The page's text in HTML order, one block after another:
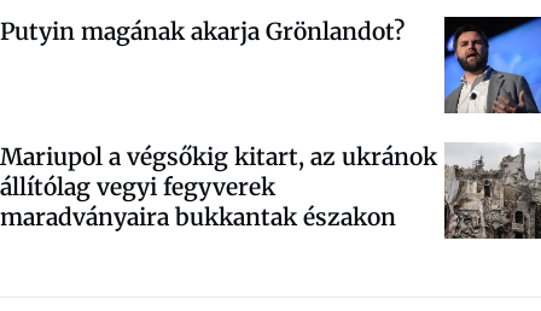
Putyin magának akarja Grönlandot?
Mariupol a végsőkig kitart, az ukránok
állítólag vegyi fegyverek
maradványaira bukkantak északon